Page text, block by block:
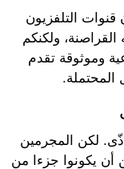
التلفزيون
ولكنكم
وموثوقة تقدم
المحتملة.
لكن المجرمين
أن يكونوا جزءا من